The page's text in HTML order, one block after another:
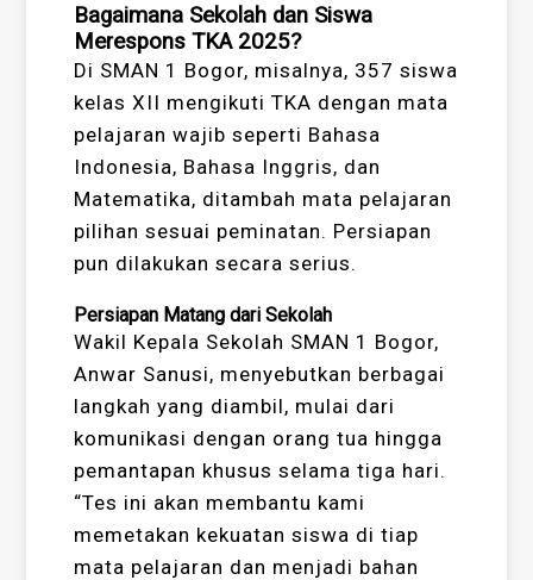
Bagaimana Sekolah dan Siswa
Merespons TKA 2025?
Di SMAN 1 Bogor, misalnya, 357 siswa
kelas XII mengikuti TKA dengan mata
pelajaran wajib seperti Bahasa
Indonesia, Bahasa Inggris, dan
Matematika, ditambah mata pelajaran
pilihan sesuai peminatan. Persiapan
pun dilakukan secara serius.
Persiapan Matang dari Sekolah
Wakil Kepala Sekolah SMAN 1 Bogor,
Anwar Sanusi, menyebutkan berbagai
langkah yang diambil, mulai dari
komunikasi dengan orang tua hingga
pemantapan khusus selama tiga hari.
“Tes ini akan membantu kami
memetakan kekuatan siswa di tiap
mata pelajaran dan menjadi bahan